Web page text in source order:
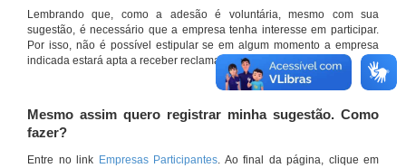
Lembrando que, como a adesão é voluntária, mesmo com sua
sugestão, é necessário que a empresa tenha interesse em participar.
Por isso, não é possível estipular se em algum momento a empresa
indicada estará apta a receber reclamações por meio do site.
Mesmo assim quero registrar minha sugestão. Como
fazer?
Entre no link Empresas Participantes. Ao final da página, clique em